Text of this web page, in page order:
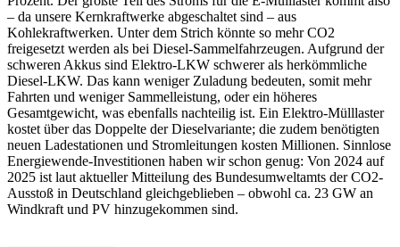
– da unsere Kernkraftwerke abgeschaltet sind – aus
Kohlekraftwerken. Unter dem Strich könnte so mehr CO2
freigesetzt werden als bei Diesel-Sammelfahrzeugen. Aufgrund der
schweren Akkus sind Elektro-LKW schwerer als herkömmliche
Diesel-LKW. Das kann weniger Zuladung bedeuten, somit mehr
Fahrten und weniger Sammelleistung, oder ein höheres
Gesamtgewicht, was ebenfalls nachteilig ist. Ein Elektro-Mülllaster
kostet über das Doppelte der Dieselvariante; die zudem benötigten
neuen Ladestationen und Stromleitungen kosten Millionen. Sinnlose
Energiewende-Investitionen haben wir schon genug: Von 2024 auf
2025 ist laut aktueller Mitteilung des Bundesumweltamts der CO2-
Ausstoß in Deutschland gleichgeblieben – obwohl ca. 23 GW an
Windkraft und PV hinzugekommen sind.